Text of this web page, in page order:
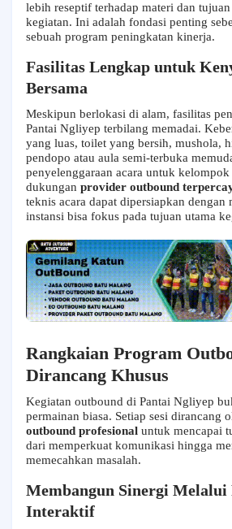
lebih reseptif terhadap materi dan tujuan
kegiatan. Ini adalah fondasi penting
sebuah program peningkatan kinerja.
Fasilitas Lengkap untuk
Bersama
Meskipun berlokasi di alam, fasilitas
Pantai Ngliyep terbilang memadai.
yang luas, toilet yang bersih, mushola,
pendopo atau aula semi-terbuka
penyelenggaraan acara untuk kelompok
dukungan provider outbound
teknis acara dapat dipersiapkan dengan
instansi bisa fokus pada tujuan utama
Rangkaian Program
Dirancang Khusus
Kegiatan outbound di Pantai Ngliyep
permainan biasa. Setiap sesi dirancang
outbound profesional untuk mencapai
dari memperkuat komunikasi hingga
memecahkan masalah.
Membangun Sinergi Melalui
Interaktif